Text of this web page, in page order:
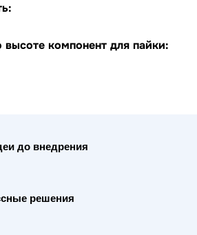
компонент для пайки:
до внедрения
решения